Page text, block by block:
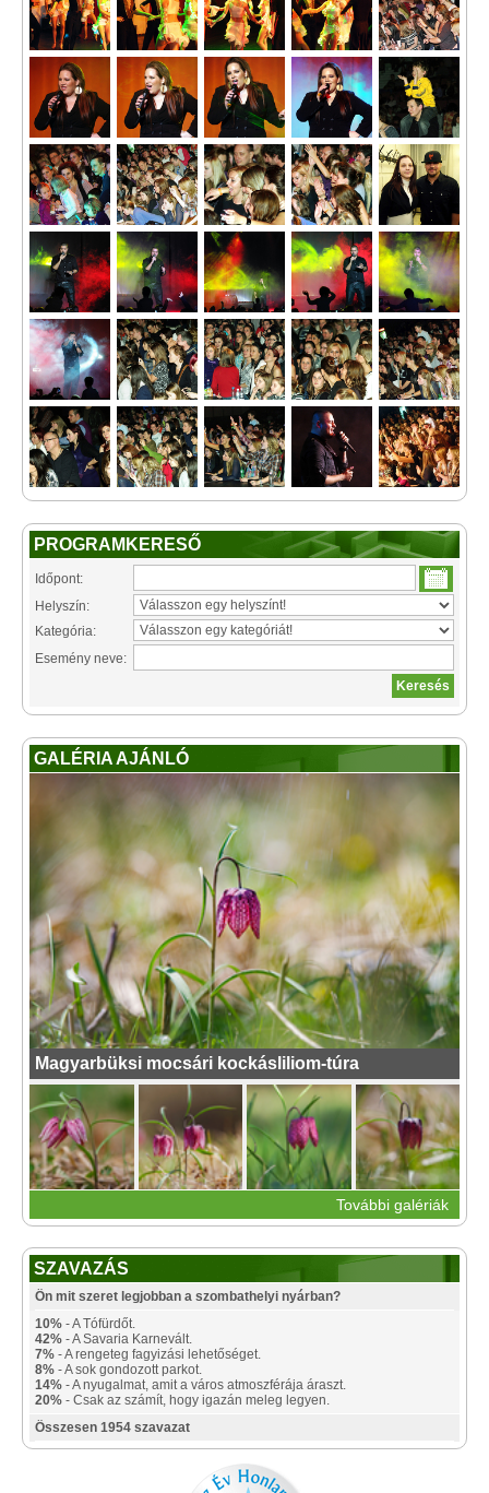
PROGRAMKERESŐ
Időpont:
Helyszín:
Kategória:
Esemény neve:
GALÉRIA AJÁNLÓ
Magyarbüksi mocsári kockásliliom-túra
További galériák
SZAVAZÁS
Ön mit szeret legjobban a szombathelyi nyárban?
10% - A Tófürdőt.
42% - A Savaria Karnevált.
7% - A rengeteg fagyizási lehetőséget.
8% - A sok gondozott parkot.
14% - A nyugalmat, amit a város atmoszférája áraszt.
20% - Csak az számít, hogy igazán meleg legyen.
Összesen 1954 szavazat